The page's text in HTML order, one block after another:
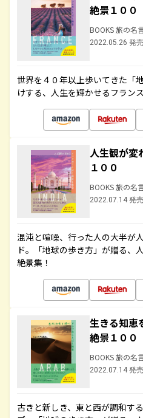
絶景１００
BOOKS 旅の名
2022.05.26 発売
世界を４０年以上歩いてきた「
けする、人生を輝かせるフラン
人生観が変
１００
BOOKS 旅の名
2022.07.14 発売
混沌と喧噪、行った人の大半が
ド。「地球の歩き方」が贈る、
絶景集！
生きる知恵
絶景１００
BOOKS 旅の名
2022.07.14 発売
古きと新しき、東と西が調和す